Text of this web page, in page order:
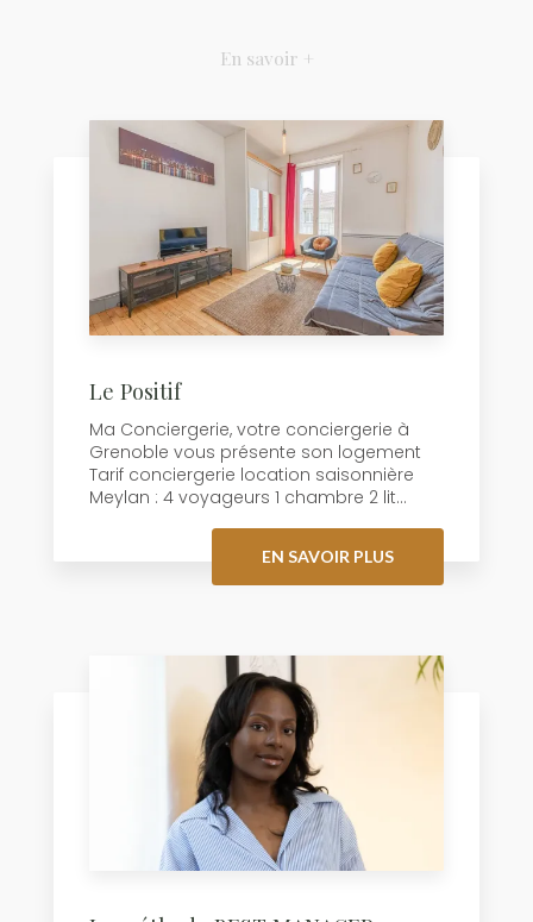
En savoir +
Le Positif
Ma Conciergerie, votre conciergerie à
Grenoble vous présente son logement
Tarif conciergerie location saisonnière
Meylan : 4 voyageurs 1 chambre 2 lit...
EN SAVOIR PLUS